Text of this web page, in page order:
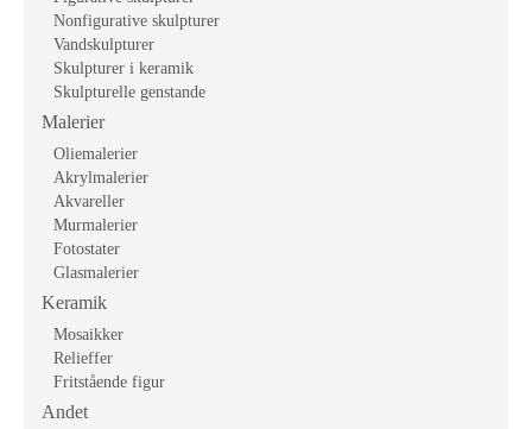
Nonfigurative skulpturer
Vandskulpturer
Skulpturer i keramik
Skulpturelle genstande
Malerier
Oliemalerier
Akrylmalerier
Akvareller
Murmalerier
Fotostater
Glasmalerier
Keramik
Mosaikker
Relieffer
Fritstående figur
Andet